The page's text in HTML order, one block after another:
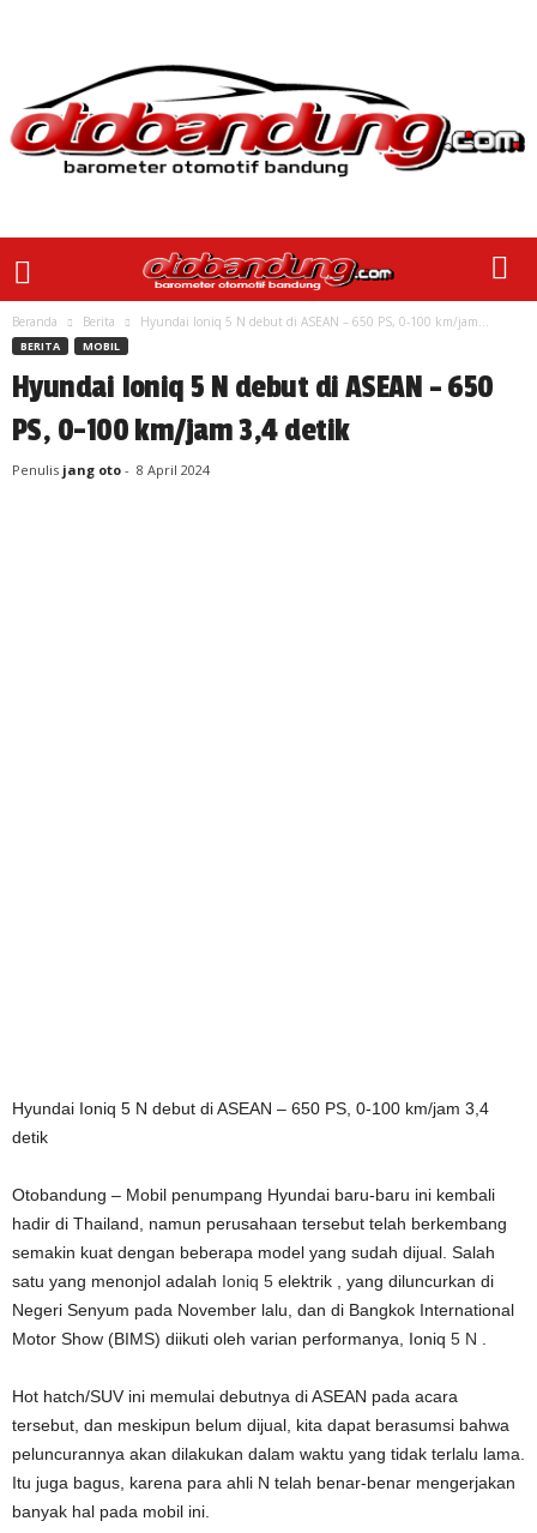
Beranda Berita Hyundai Ioniq 5 N debut di ASEAN – 650 PS, 0-100 km/jam...
BERITA MOBIL
Hyundai Ioniq 5 N debut di ASEAN – 650
PS, 0-100 km/jam 3,4 detik
Penulis jang oto - 8 April 2024
Hyundai Ioniq 5 N debut di ASEAN – 650 PS, 0-100 km/jam 3,4
detik
Otobandung – Mobil penumpang Hyundai baru-baru ini kembali
hadir di Thailand, namun perusahaan tersebut telah berkembang
semakin kuat dengan beberapa model yang sudah dijual. Salah
satu yang menonjol adalah Ioniq 5 elektrik , yang diluncurkan di
Negeri Senyum pada November lalu, dan di Bangkok International
Motor Show (BIMS) diikuti oleh varian performanya, Ioniq 5 N
Hot hatch/SUV ini memulai debutnya di ASEAN pada acara
tersebut, dan meskipun belum dijual, kita dapat berasumsi bahwa
peluncurannya akan dilakukan dalam waktu yang tidak terlalu lama.
Itu juga bagus, karena para ahli N telah benar-benar mengerjakan
banyak hal pada mobil ini.